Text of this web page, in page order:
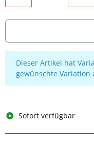
x
Dieser Artikel hat
gewünschte Variation
Sofort verfügbar